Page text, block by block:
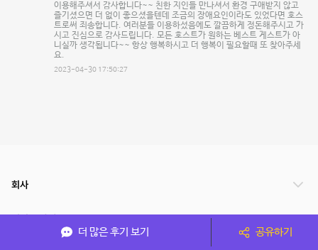
이용해주셔서 감사합니다~~ 친한 지인들 만나셔서 환경 구애받지 않고
즐기셨으면 더 없이 좋으셨을텐데 조금의 장애요인이라도 있었다면 호스
트로써 죄송합니다. 여러분들 이용하섰음에도 깔끔하게 정돈해주시고 가
시고 진심으로 감사드립니다. 모든 호스트가 원하는 베스트 게스트가 아
니실까 생각됩니다~~ 항상 행복하시고 더 행복이 필요할때 또 찾아주세
요.
2023-04-30 17:50:27
더 많은 후기 보기 공유하기
회사